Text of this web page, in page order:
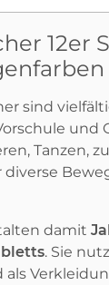
12er
sind
und
Tanzen,
diverse
damit
. Sie
als